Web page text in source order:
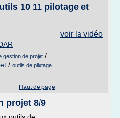
10 11 pilotage et
voir la vidéo
gestion de projet /
/ outils de pilotage
Haut de page
projet 8/9